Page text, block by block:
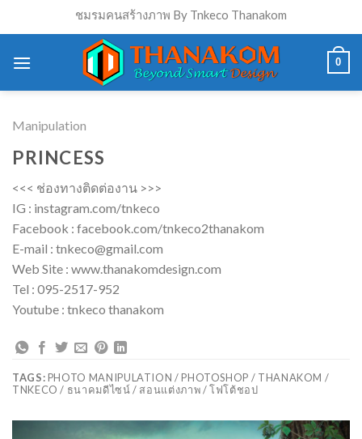
ชมรมคนสร้างภาพ By Tnkeco Thanakom
0
Manipulation
PRINCESS
<<< ช่องทางติดต่องาน >>>
IG : instagram.com/tnkeco
Facebook : facebook.com/tnkeco2thanakom
E-mail : tnkeco@gmail.com
Web Site : www.thanakomdesign.com
Tel : 095-2517-952
Youtube : tnkeco thanakom
TAGS:PHOTO MANIPULATION / PHOTOSHOP / THANAKOM /
TNKECO / ธนาคมดีไซน์ / สอนแต่งภาพ / โฟโต้ชอป